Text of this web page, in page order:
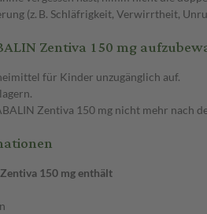
(z. B. Schläfrigkeit, Verwirrtheit,
Zentiva 150 mg
für Kinder unzugänglich auf.
Zentiva 150 mg nicht mehr nach
150 mg enthält